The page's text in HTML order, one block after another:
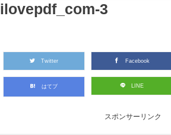
ilovepdf_com-3
Twitter Facebook
はてブ LINE
スポンサーリンク